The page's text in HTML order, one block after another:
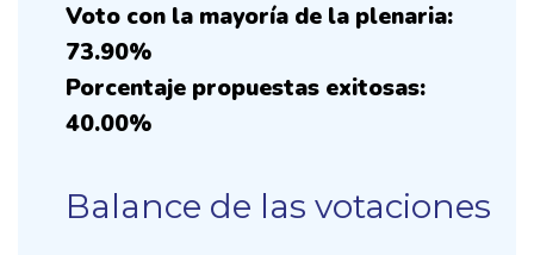
Voto con la mayoría de la plenaria:
73.90%
Porcentaje propuestas exitosas:
40.00%
Balance de las votaciones